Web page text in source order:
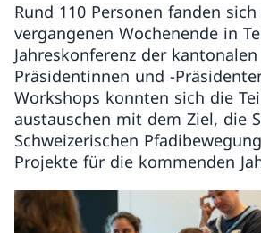
Rund 110 Personen fanden
vergangenen Wochenende in
Jahreskonferenz der
Präsidentinnen und -
Workshops konnten sich die
austauschen mit dem Ziel, die
Schweizerischen
Projekte für die kommenden